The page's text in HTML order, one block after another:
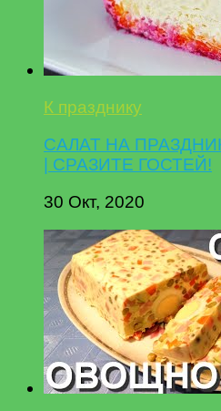
К празднику
САЛАТ НА
| СРАЗИТЕ ГОСТЕЙ!
30 Окт, 2020